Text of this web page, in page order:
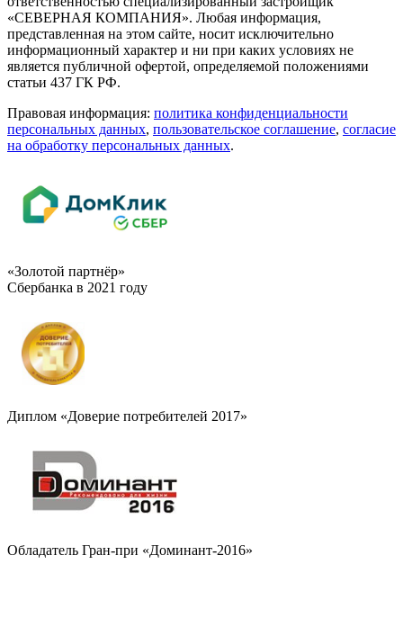
«СЕВЕРНАЯ КОМПАНИЯ». Любая информация,
представленная на этом сайте, носит исключительно
информационный характер и ни при каких условиях не
является публичной офертой, определяемой положениями
статьи 437 ГК РФ.
Правовая информация: политика конфиденциальности
персональных данных, пользовательское cоглашение, cогласие
на обработку персональных данных.
«Золотой партнёр»
Сбербанка в 2021 году
Диплом «Доверие потребителей 2017»
Обладатель Гран-при «Доминант-2016»